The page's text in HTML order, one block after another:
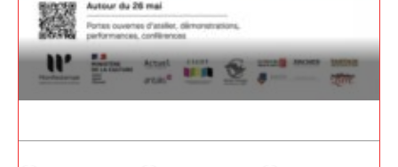
* Champ obligatoire
Prénom
Statut / Organisation